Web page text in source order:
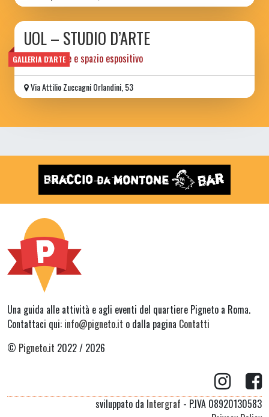
GALLERIA D'ARTE
UOL – STUDIO D’ARTE
studio d'arte e spazio espositivo
Via Attilio Zuccagni Orlandini, 53
Una guida alle attività e agli eventi del quartiere Pigneto a Roma.
Contattaci qui: info@pigneto.it o dalla pagina Contatti
© Pigneto.it 2022 / 2026
sviluppato da Intergraf - P.IVA 08920130583